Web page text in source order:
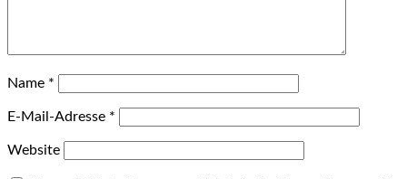
Name *
E-Mail-Adresse *
Website